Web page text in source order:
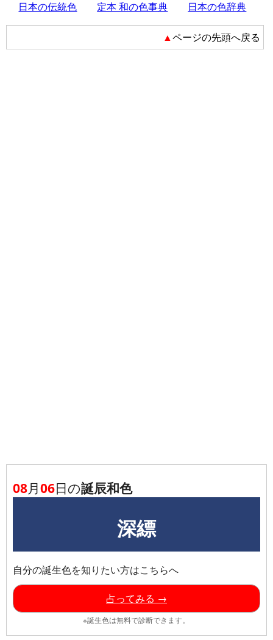
日本の伝統色 定本 和の色事典 日本の色辞典
▲ページの先頭へ戻る
08月06日の誕辰和色
深縹
自分の誕生色を知りたい方はこちらへ
占ってみる →
※誕生色は無料で診断できます。